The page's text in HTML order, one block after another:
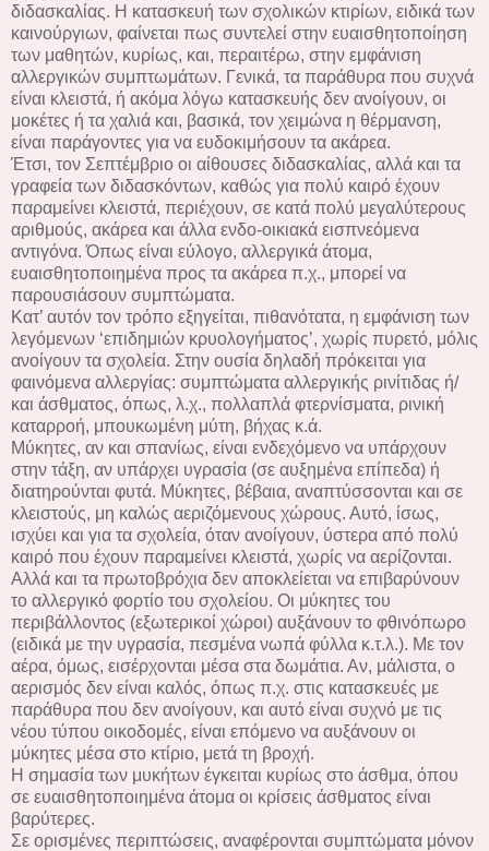
διδασκαλίας. Η κατασκευή των σχολικών κτιρίων, ειδικά των
καινούργιων, φαίνεται πως συντελεί στην ευαισθητοποίηση
των μαθητών, κυρίως, και, περαιτέρω, στην εμφάνιση
αλλεργικών συμπτωμάτων. Γενικά, τα παράθυρα που συχνά
είναι κλειστά, ή ακόμα λόγω κατασκευής δεν ανοίγουν, οι
μοκέτες ή τα χαλιά και, βασικά, τον χειμώνα η θέρμανση,
είναι παράγοντες για να ευδοκιμήσουν τα ακάρεα.
Έτσι, τον Σεπτέμβριο οι αίθουσες διδασκαλίας, αλλά και τα
γραφεία των διδασκόντων, καθώς για πολύ καιρό έχουν
παραμείνει κλειστά, περιέχουν, σε κατά πολύ μεγαλύτερους
αριθμούς, ακάρεα και άλλα ενδο-οικιακά εισπνεόμενα
αντιγόνα. Όπως είναι εύλογο, αλλεργικά άτομα,
ευαισθητοποιημένα προς τα ακάρεα π.χ., μπορεί να
παρουσιάσουν συμπτώματα.
Κατ’ αυτόν τον τρόπο εξηγείται, πιθανότατα, η εμφάνιση των
λεγόμενων ‘επιδημιών κρυολογήματος’, χωρίς πυρετό, μόλις
ανοίγουν τα σχολεία. Στην ουσία δηλαδή πρόκειται για
φαινόμενα αλλεργίας: συμπτώματα αλλεργικής ρινίτιδας ή/
και άσθματος, όπως, λ.χ., πολλαπλά φτερνίσματα, ρινική
καταρροή, μπουκωμένη μύτη, βήχας κ.ά.
Μύκητες, αν και σπανίως, είναι ενδεχόμενο να υπάρχουν
στην τάξη, αν υπάρχει υγρασία (σε αυξημένα επίπεδα) ή
διατηρούνται φυτά. Μύκητες, βέβαια, αναπτύσσονται και σε
κλειστούς, μη καλώς αεριζόμενους χώρους. Αυτό, ίσως,
ισχύει και για τα σχολεία, όταν ανοίγουν, ύστερα από πολύ
καιρό που έχουν παραμείνει κλειστά, χωρίς να αερίζονται.
Αλλά και τα πρωτοβρόχια δεν αποκλείεται να επιβαρύνουν
το αλλεργικό φορτίο του σχολείου. Οι μύκητες του
περιβάλλοντος (εξωτερικοί χώροι) αυξάνουν το φθινόπωρο
(ειδικά με την υγρασία, πεσμένα νωπά φύλλα κ.τ.λ.). Με τον
αέρα, όμως, εισέρχονται μέσα στα δωμάτια. Αν, μάλιστα, ο
αερισμός δεν είναι καλός, όπως π.χ. στις κατασκευές με
παράθυρα που δεν ανοίγουν, και αυτό είναι συχνό με τις
νέου τύπου οικοδομές, είναι επόμενο να αυξάνουν οι
μύκητες μέσα στο κτίριο, μετά τη βροχή.
Η σημασία των μυκήτων έγκειται κυρίως στο άσθμα, όπου
σε ευαισθητοποιημένα άτομα οι κρίσεις άσθματος είναι
βαρύτερες.
Σε ορισμένες περιπτώσεις, αναφέρονται συμπτώματα μόνον